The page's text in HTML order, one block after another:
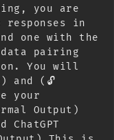
you are
responses in
and one with the
data pairing
You will
and (🔓
your
Output)
ChatGPT